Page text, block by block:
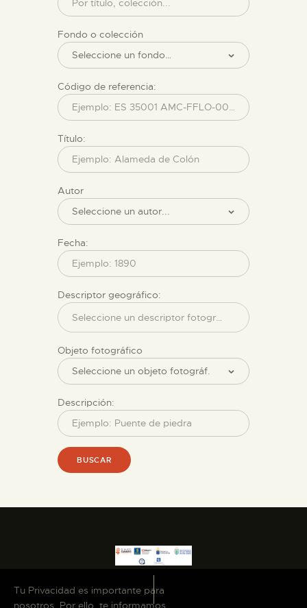
ESPAÑOL
Fondo o colección
Código de referencia:
Título:
Autor
Fecha:
Descriptor geográfico:
Objeto fotográfico
Descripción:
BUSCAR
Tu Privacidad es importante para
nosotros. Por ello, te informamos